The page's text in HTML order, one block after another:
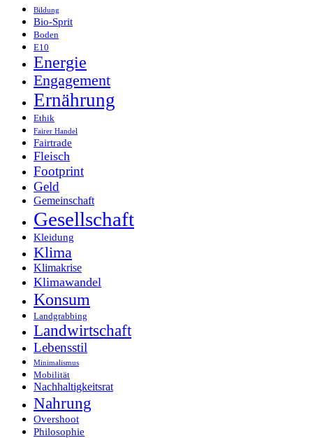
Bildung
Bio-Sprit
Boden
E10
Energie
Engagement
Ernährung
Ethik
Fairer Handel
Fairtrade
Fleisch
Footprint
Geld
Gemeinschaft
Gesellschaft
Kleidung
Klima
Klimakrise
Klimawandel
Konsum
Landgrabbing
Landwirtschaft
Lebensstil
Minimalismus
Mobilität
Nachhaltigkeitsrat
Nahrung
Overshoot
Philosophie